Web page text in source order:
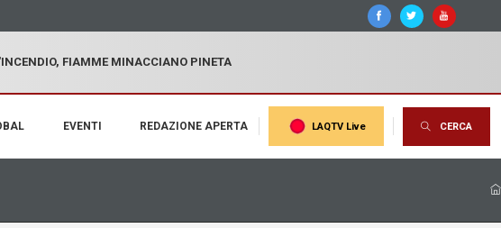
FIAMME MINACCIANO PINETA
EVENTI REDAZIONE APERTA LAQTV Live CERCA